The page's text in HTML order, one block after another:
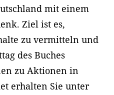
mit einem
Ziel ist es,
zu vermitteln und
des Buches
zu Aktionen in
erhalten Sie unter